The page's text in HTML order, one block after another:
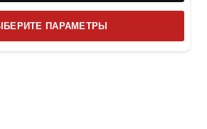
ПАРАМЕТРЫ
товар